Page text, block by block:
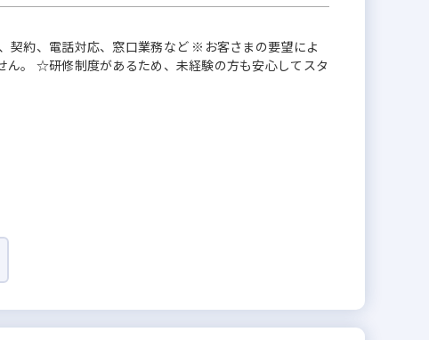
契約、電話対応、窓口業務など ※お客さまの要望によ
ん。 ☆研修制度があるため、未経験の方も安心してスタ